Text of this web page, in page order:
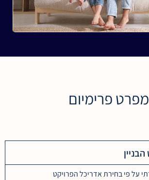
מפרט פרימיום
על פי בחירת אדריכל הפרויקט